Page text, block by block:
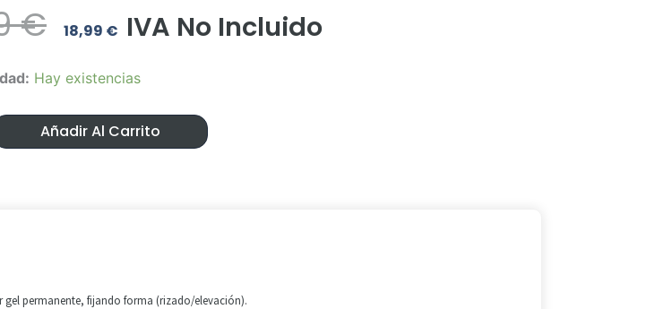
€ El
Original
Era:
22,99 €.
18,99 €El
Actual
Es:
18,99 €.
IVA No Incluido
Hay existencias
Añadir Al Carrito
gel permanente, fijando forma (rizado/elevación).